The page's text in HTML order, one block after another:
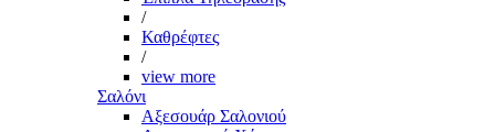
/
Καθρέφτες
/
view more
Σαλόνι
Αξεσουάρ Σαλονιού